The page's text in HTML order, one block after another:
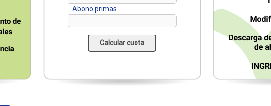
Abono primas
Calcular cuota